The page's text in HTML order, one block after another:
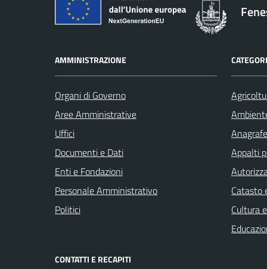
AMMINISTRAZIONE
Organi di Governo
Aree Amministrative
Uffici
Documenti e Dati
Enti e Fondazioni
Personale Amministrativo
Politici
Appalti
Catasto
Cultura
CONTATTI E RECAPITI